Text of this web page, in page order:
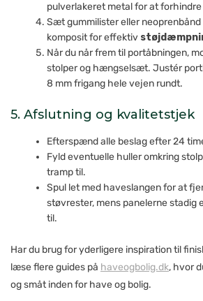
pulverlakeret metal for at
Sæt gummilister eller neoprenbånd
komposit for effektiv
Når du når frem til portåbningen,
stolper og hængselsæt. Justér
8 mm frigang hele vejen rundt.
5. Afslutning og kvalitetstjek
Efterspænd alle beslag efter 24
Fyld eventuelle huller omkring
tramp til.
Spul let med haveslangen for at
støvrester, mens panelerne stadig
til.
Har du brug for yderligere inspiration til
læse flere guides på haveogbolig.dk, hvor
og småt inden for have og bolig.